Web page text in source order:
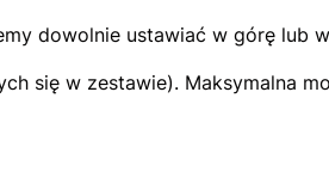
dowolnie ustawiać w górę lub
się w zestawie).